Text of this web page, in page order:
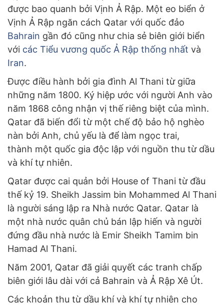
được bao quanh bởi Vịnh Ả Rập. Một eo biển ở
Vịnh Ả Rập ngăn cách Qatar với quốc đảo
Bahrain gần đó cũng như chia sẻ biên giới biển
với các Tiểu vương quốc Ả Rập thống nhất và
Iran.
Được điều hành bởi gia đình Al Thani từ giữa
những năm 1800. Ký hiệp ước với người Anh vào
năm 1868 công nhận vị thế riêng biệt của mình.
Qatar đã biến đổi từ một chế độ bảo hộ nghèo
nàn bởi Anh, chủ yếu là để làm ngọc trai,
thành một quốc gia độc lập với nguồn thu từ dầu
và khí tự nhiên.
Qatar được cai quản bởi House of Thani từ đầu
thế kỷ 19. Sheikh Jassim bin Mohammed Al Thani
là người sáng lập ra Nhà nước Qatar. Qatar là
một nhà nước quân chủ bán lập hiến và người
đứng đầu nhà nước là Emir Sheikh Tamim bin
Hamad Al Thani.
Năm 2001, Qatar đã giải quyết các tranh chấp
biên giới lâu dài với cả Bahrain và Ả Rập Xê Út.
Các khoản thu từ dầu khí và khí tự nhiên cho